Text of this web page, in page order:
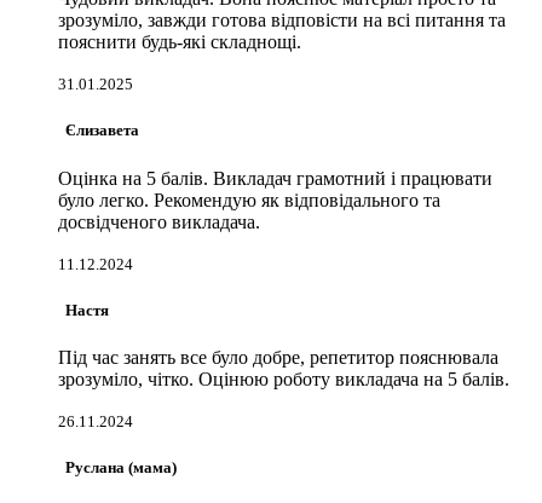
зрозуміло, завжди готова відповісти на всі питання та
пояснити будь-які складнощі.
31.01.2025
Єлизавета
Оцінка на 5 балів. Викладач грамотний і працювати
було легко. Рекомендую як відповідального та
досвідченого викладача.
11.12.2024
Настя
Під час занять все було добре, репетитор пояснювала
зрозуміло, чітко. Оцінюю роботу викладача на 5 балів.
26.11.2024
Руслана (мама)